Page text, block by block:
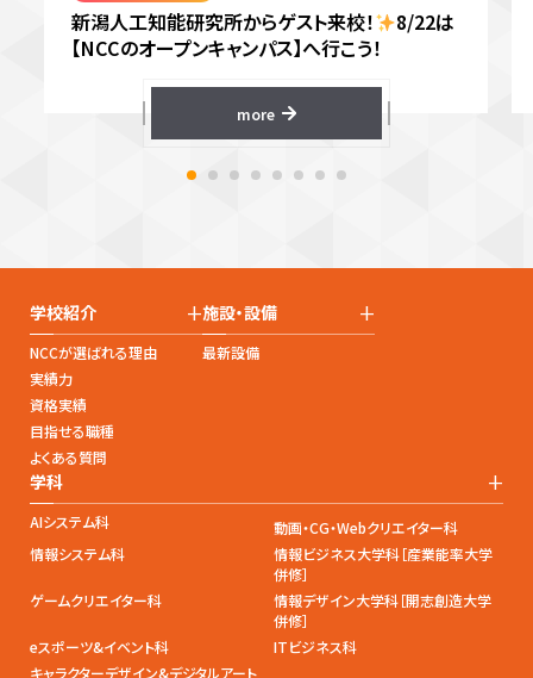
新潟人工知能研究所からゲスト来校！
8/22は
【NCCのオープンキャンパス】へ行こう！
more
学校紹介 +
NCCが選ばれる理由
実績力
資格実績
目指せる職種
よくある質問
施設・設備 +
最新設備
学科 +
AIシステム科
動画・CG・Webクリエイター科
情報システム科
情報ビジネス大学科［産業能率大学
併修］
ゲームクリエイター科
情報デザイン大学科［開志創造大学
併修］
eスポーツ&イベント科
ITビジネス科
キャラクターデザイン&デジタルアート